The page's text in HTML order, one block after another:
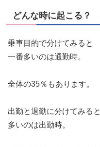
どんな時に起こる？
乗車目的で分けてみると
一番多いのは通勤時。
全体の35％もあります。
出勤と退勤に分けてみると
多いのは出勤時。